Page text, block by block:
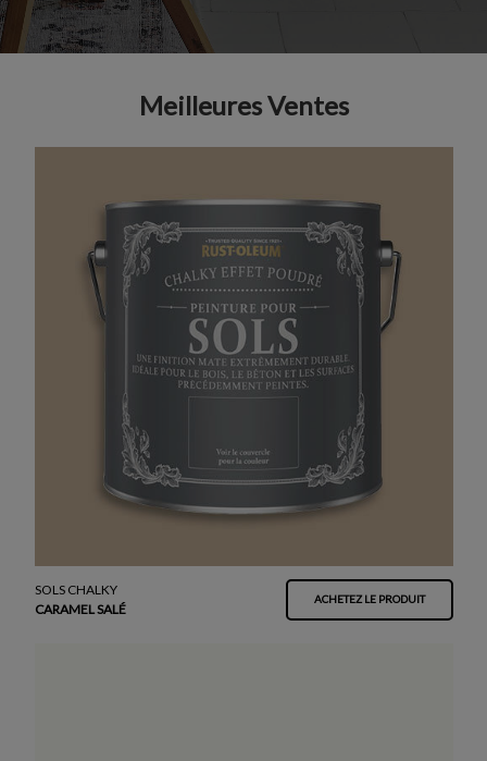
Meilleures Ventes
SOLS CHALKY
CARAMEL SALÉ
ACHETEZ LE PRODUIT